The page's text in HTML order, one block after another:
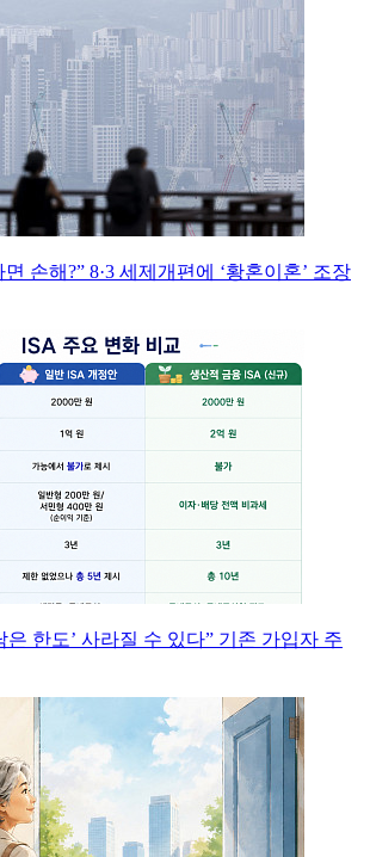
손해?” 8·3 세제개편에 ‘황혼이혼’ 조장
은 한도’ 사라질 수 있다” 기존 가입자 주